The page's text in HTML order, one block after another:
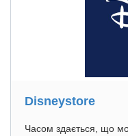
Disneystore
Часом здається, що